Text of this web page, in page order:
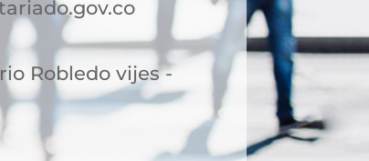
Robledo vijes -